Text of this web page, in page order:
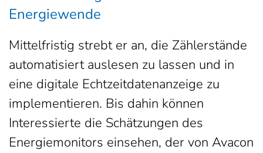
Energiewende
Mittelfristig strebt er an, die Zählerstände
automatisiert auslesen zu lassen und in
eine digitale Echtzeitdatenanzeige zu
implementieren. Bis dahin können
Interessierte die Schätzungen des
Energiemonitors einsehen, der von Avacon